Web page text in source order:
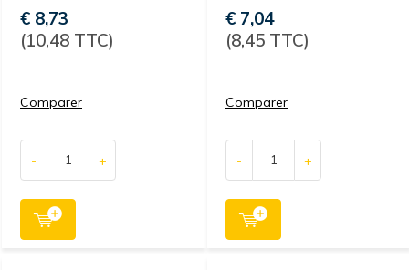
€ 8,73
(10,48 TTC)
Comparer
- +
€ 7,04
(8,45 TTC)
Comparer
- +